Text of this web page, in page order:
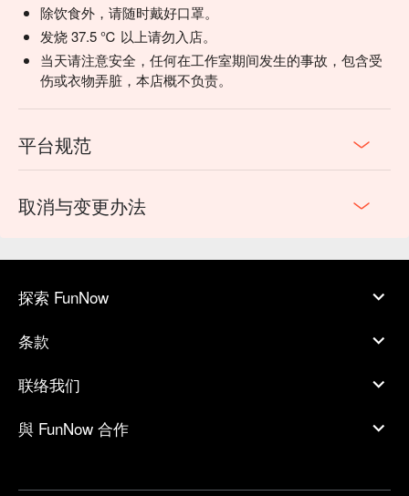
除饮食外，请随时戴好口罩。
发烧 37.5 ℃ 以上请勿入店。
当天请注意安全，任何在工作室期间发生的事故，包含受
伤或衣物弄脏，本店概不负责。
平台规范
取消与变更办法
探索 FunNow
条款
联络我们
與 FunNow 合作